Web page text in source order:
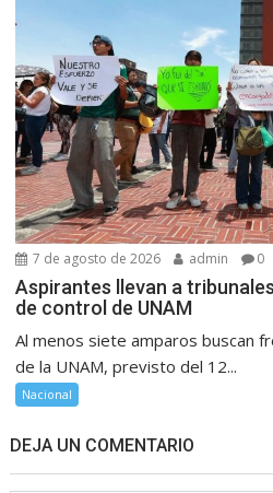
7 de agosto de 2026 admin 0
Aspirantes llevan a
de control de UNAM
Al menos siete amparos buscan
de la UNAM, previsto del 12...
Nacional
DEJA UN COMENTARIO